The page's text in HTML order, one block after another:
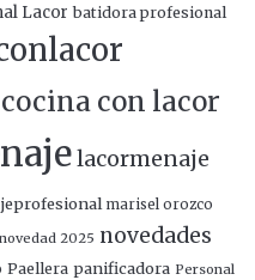
Lacor batidora profesional
cocina con lacor
lacormenaje
marisel orozco
novedad 2025 novedades
Paellera panificadora Personal